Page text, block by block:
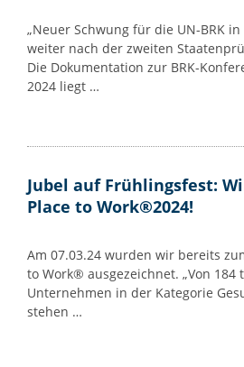
„Neuer Schwung für die UN-BRK
weiter nach der zweiten
Die Dokumentation zur BRK-
2024 liegt …
Jubel auf Frühlingsfest:
Place to Work®2024!
Am 07.03.24 wurden wir bereits
to Work® ausgezeichnet. „Von 184
Unternehmen in der Kategorie
stehen …